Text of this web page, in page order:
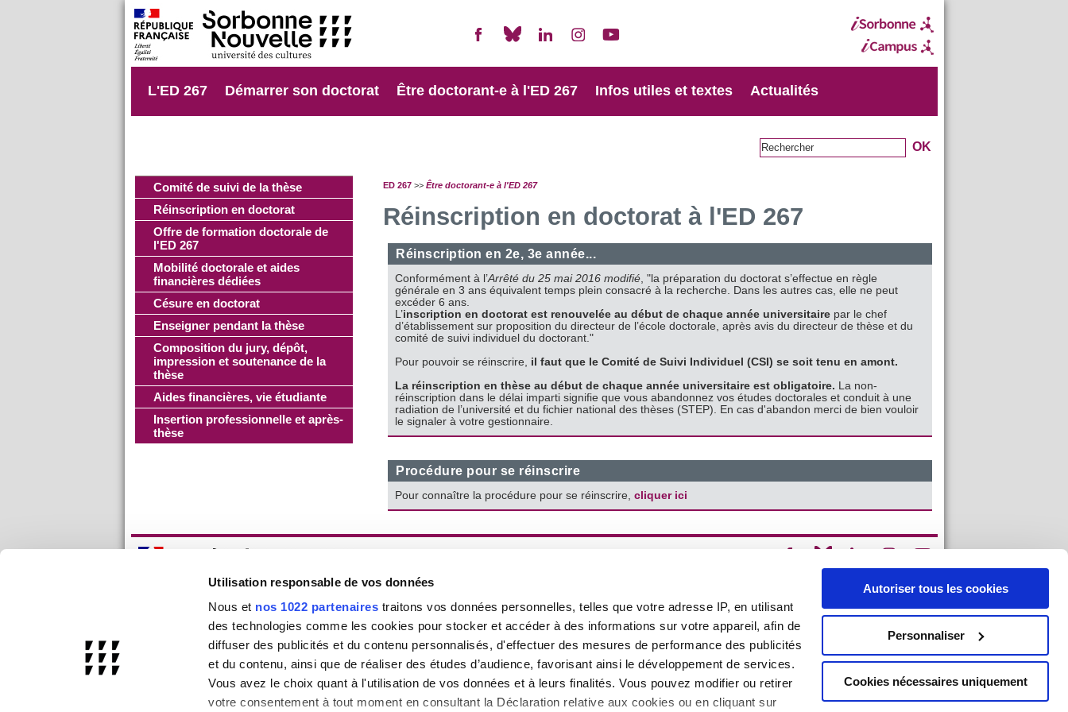
Utilisation responsable de vos données
Nous et nos 1022 partenaires traitons vos données personnelles, telles que votre adresse IP, en utilisant
des technologies comme les cookies pour stocker et accéder à des informations sur votre appareil, afin de
diffuser des publicités et du contenu personnalisés, d'effectuer des mesures de performance des publicités
et du contenu, ainsi que de réaliser des études d’audience, favorisant ainsi le développement de services.
Vous avez le choix quant à l'utilisation de vos données et à leurs finalités. Vous pouvez modifier ou retirer
votre consentement à tout moment en consultant la Déclaration relative aux cookies ou en cliquant sur
Autoriser tous les cookies
Personnaliser
Cookies nécessaires uniquement
L'ED 267 Démarrer son doctorat Être doctorant-e à l'ED 267 Infos utiles et textes Actualités
Comité de suivi de la thèse
Réinscription en doctorat
Offre de formation doctorale de
l'ED 267
Mobilité doctorale et aides
financières dédiées
Césure en doctorat
Enseigner pendant la thèse
Composition du jury, dépôt,
impression et soutenance de la
thèse
Aides financières, vie étudiante
Insertion professionnelle et après-
thèse
ED 267>> Être doctorant-e à l'ED 267
Réinscription en doctorat à l'ED 267
Réinscription en 2e, 3e année...
Conformément à l’Arrêté du 25 mai 2016 modifié, "la préparation du doctorat s’effectue en règle
générale en 3 ans équivalent temps plein consacré à la recherche. Dans les autres cas, elle ne peut
excéder 6 ans.
L’inscription en doctorat est renouvelée au début de chaque année universitaire par le chef
d’établissement sur proposition du directeur de l’école doctorale, après avis du directeur de thèse et du
comité de suivi individuel du doctorant."
Pour pouvoir se réinscrire, il faut que le Comité de Suivi Individuel (CSI) se soit tenu en amont.
La réinscription en thèse au début de chaque année universitaire est obligatoire. La non-
réinscription dans le délai imparti signifie que vous abandonnez vos études doctorales et conduit à une
radiation de l’université et du fichier national des thèses (STEP). En cas d'abandon merci de bien vouloir
le signaler à votre gestionnaire.
Procédure pour se réinscrire
Pour connaître la procédure pour se réinscrire,cliquer ici
Gestion des cookies